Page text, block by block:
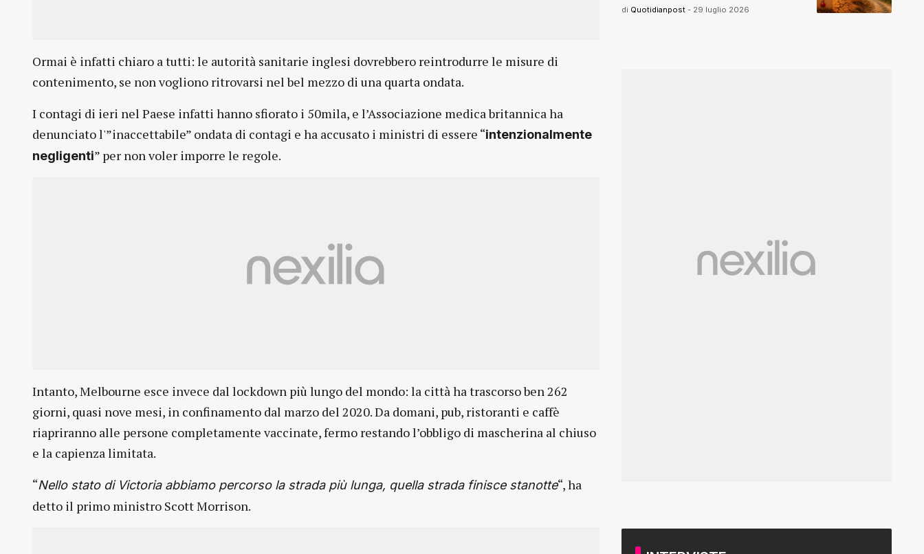
Ormai è infatti chiaro a tutti: le autorità sanitarie inglesi dovrebbero reintrodurre le misure di
contenimento, se non vogliono ritrovarsi nel bel mezzo di una quarta ondata.
I contagi di ieri nel Paese infatti hanno sfiorato i 50mila, e l’Associazione medica britannica ha
denunciato l'”inaccettabile” ondata di contagi e ha accusato i ministri di essere “intenzionalmente
negligenti” per non voler imporre le regole.
Intanto, Melbourne esce invece dal lockdown più lungo del mondo: la città ha trascorso ben 262
giorni, quasi nove mesi, in confinamento dal marzo del 2020. Da domani, pub, ristoranti e caffè
riapriranno alle persone completamente vaccinate, fermo restando l’obbligo di mascherina al chiuso
e la capienza limitata.
“Nello stato di Victoria abbiamo percorso la strada più lunga, quella strada finisce stanotte“, ha
detto il primo ministro Scott Morrison.
di Quotidianpost - 29 luglio 2026